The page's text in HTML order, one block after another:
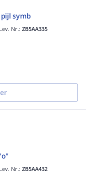
symb
Lev. Nr.: ZB5AA335
Lev. Nr.: ZB5AA432